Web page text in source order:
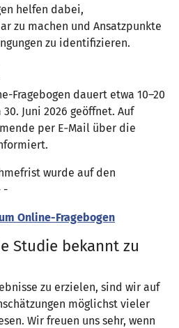
helfen dabei,
zu machen und Ansatzpunkte
zu identifizieren.
Fragebogen dauert etwa 10–20
Juni 2026 geöffnet. Auf
per E‑Mail über die
wurde auf den
-
Online-Fragebogen
Studie bekannt zu
zu erzielen, sind wir auf
möglichst vieler
Wir freuen uns sehr, wenn